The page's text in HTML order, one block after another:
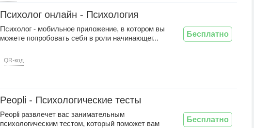
Психолог онлайн - Психология
Психолог - мобильное приложение, в котором вы
можете попробовать себя в роли начинающег...
QR-код
Бесплатно
Peopli - Психологические тесты
Peopli развлечет вас занимательным
психологическим тестом, который поможет вам
Бесплатно